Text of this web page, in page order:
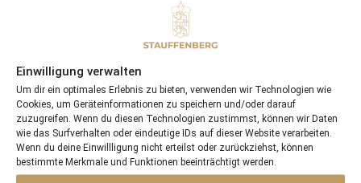
Einwilligung verwalten
Um dir ein optimales Erlebnis zu bieten, verwenden wir Technologien wie
Cookies, um Geräteinformationen zu speichern und/oder darauf
zuzugreifen. Wenn du diesen Technologien zustimmst, können wir Daten
wie das Surfverhalten oder eindeutige IDs auf dieser Website verarbeiten.
Wenn du deine Einwillligung nicht erteilst oder zurückziehst, können
bestimmte Merkmale und Funktionen beeinträchtigt werden.